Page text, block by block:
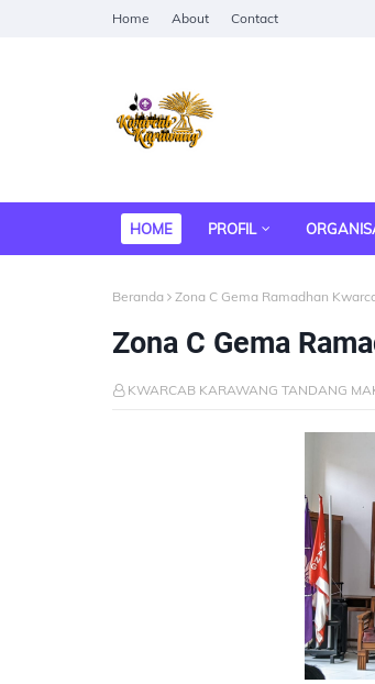
Home About Contact
HOME PROFIL
Beranda Zona C Gema Ramadhan
Zona C Gema
KWARCAB KARAWANG TANDANG